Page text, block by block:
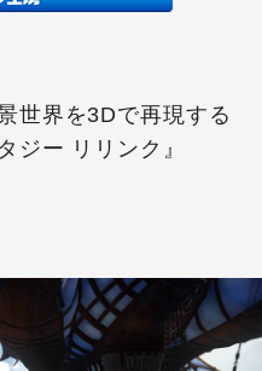
世界を3Dで再現する
ジー リリンク』